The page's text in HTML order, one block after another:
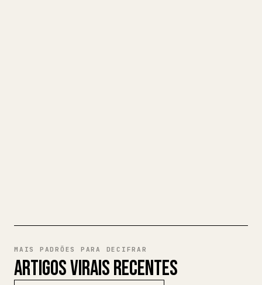
MAIS PADRÕES PARA DECIFRAR
ARTIGOS VIRAIS RECENTES